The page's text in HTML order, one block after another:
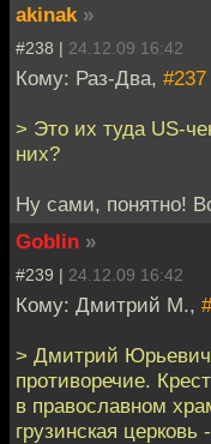
akinak »
#238 | 24.12.09 16:42
Кому: Раз-Два, #237
> Это их туда US-
них?
Ну сами, понятно!
Goblin »
#239 | 24.12.09 16:42
Кому: Дмитрий М.,
> Дмитрий
противоречие.
в православном
грузинская церковь